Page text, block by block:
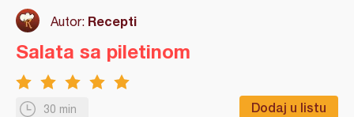
Autor: Recepti
30 min Dodaj u listu
Salata sa piletinom